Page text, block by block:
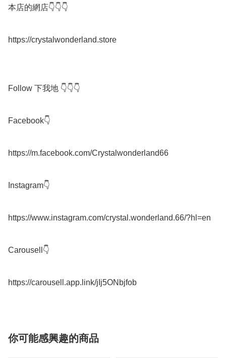
本店的網店👇👇👇
https://crystalwonderland.store
Follow 下我地 👇👇👇
Facebook👇
https://m.facebook.com/Crystalwonderland66
Instagram👇
https://www.instagram.com/crystal.wonderland.66/?hl=en
Carousell👇
你可能感興趣的商品